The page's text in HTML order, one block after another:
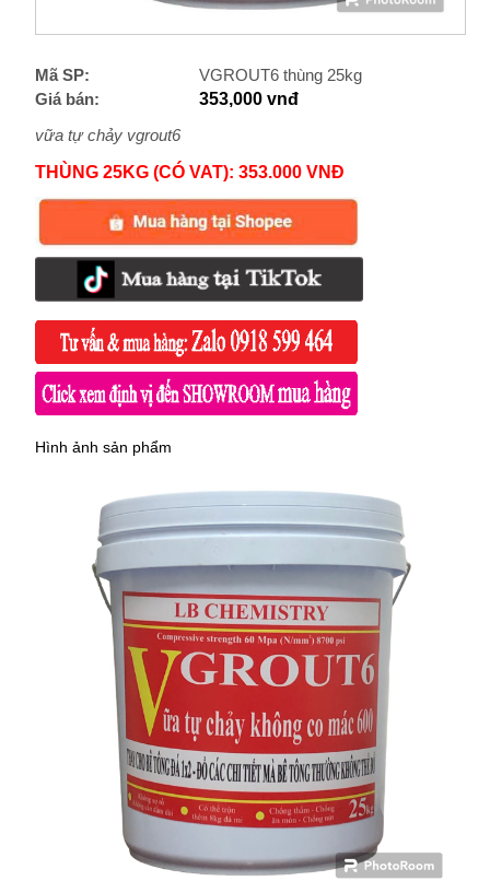
Mã SP:
VGROUT6 thùng 25kg
Giá bán:
353,000 vnđ
vữa tự chảy vgrout6
THÙNG 25KG (CÓ VAT): 353.000 VNĐ
Hình ảnh sản phẩm